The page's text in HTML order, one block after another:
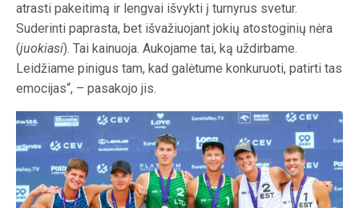
atrasti pakeitimą ir lengvai išvykti į turnyrus svetur.
Suderinti paprasta, bet išvažiuojant jokių atostoginių nėra
(juokiasi). Tai kainuoja. Aukojame tai, ką uždirbame.
Leidžiame pinigus tam, kad galėtume konkuruoti, patirti tas
emocijas“, – pasakojo jis.